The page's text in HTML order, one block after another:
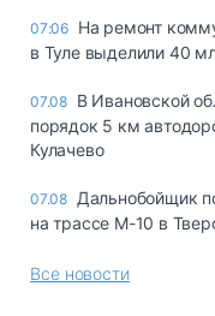
07:06 На ремонт
в Туле выделили 40
07.08 В Ивановской
порядок 5 км
Кулачево
07.08 Дальнобойщик
на трассе М-10 в
Все новости